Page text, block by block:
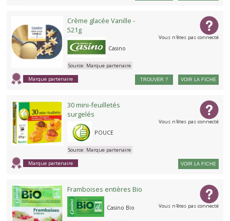
Crème glacée Vanille -
521g
Casino
Marque partenaire
Source: Marque partenaire
TROUVER ?
Vous n'êtes pas connecté
VOIR LA FICHE
30 mini-feuilletés
surgelés
POUCE
Marque partenaire
Source: Marque partenaire
Vous n'êtes pas connecté
VOIR LA FICHE
Framboises entières Bio
Casino Bio Vous n'êtes pas connecté